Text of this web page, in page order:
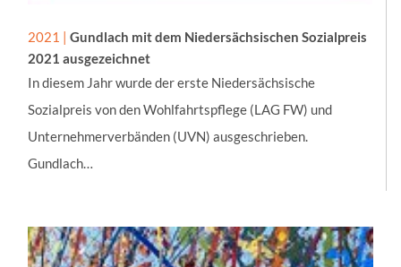
2021 | Gundlach mit dem Niedersächsischen Sozialpreis
2021 ausgezeichnet
In diesem Jahr wurde der erste Niedersächsische
Sozialpreis von den Wohlfahrtspflege (LAG FW) und
Unternehmerverbänden (UVN) ausgeschrieben.
Gundlach…
Speichert die
Cookie Laufzeit:
EXTERNE MEDIEN
Inhalte von